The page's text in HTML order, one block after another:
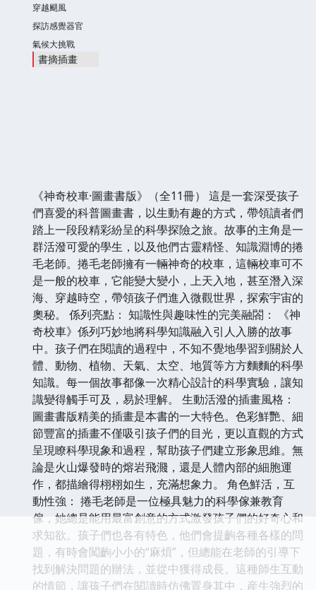
穿越颶風
探訪感覺器官
氣候大挑戰
書摘插畫
《神奇校車·圖畫書版》（全11冊） 這是一套深受孩子
們喜愛的科普圖畫書，以生動有趣的方式，帶領讀者們
踏上一段段精彩紛呈的科學探險之旅。故事的主角是一
群活潑可愛的學生，以及他們古靈精怪、知識淵博的捲
毛老師。捲毛老師擁有一輛神奇的校車，這輛校車可不
是一般的校車，它能變大變小，上天入地，甚至潛入深
海、穿越時空，帶領孩子們進入微觀世界，探索宇宙的
奧秘。 係列亮點： 知識性與趣味性的完美融閤： 《神
奇校車》係列巧妙地將科學知識融入引人入勝的故事
中。孩子們在閱讀的過程中，不知不覺地學習到關於人
體、動物、植物、天氣、太空、地質等方方麵麵的科學
知識。每一個故事都像一次精心設計的科學實驗，讓知
識變得觸手可及，易於理解。 生動活潑的插畫風格：
圖畫書版精美的插畫是本書的一大特色。色彩鮮艷、細
節豐富的插畫不僅吸引孩子們的目光，更以直觀的方式
呈現瞭科學現象和過程，幫助孩子們建立形象思維。無
論是火山爆發時的熔岩飛濺，還是人體內部的細胞運
作，都描繪得栩栩如生，充滿想象力。 角色鮮活，互
動性強： 捲毛老師是一位極具魅力的科學傢兼教育
傢，她總是能用最富創意的方式激發孩子們的好奇心和
求知欲。孩子們也各有特色，他們會提齣各種各樣的問
題，有時會闖齣小小的“麻煩”，但總能在老師的引導下
找到解決問題的辦法，並從中獲得成長。這種師生互動
的情節，讓孩子們在閱讀時仿佛置身其中，産生強烈的